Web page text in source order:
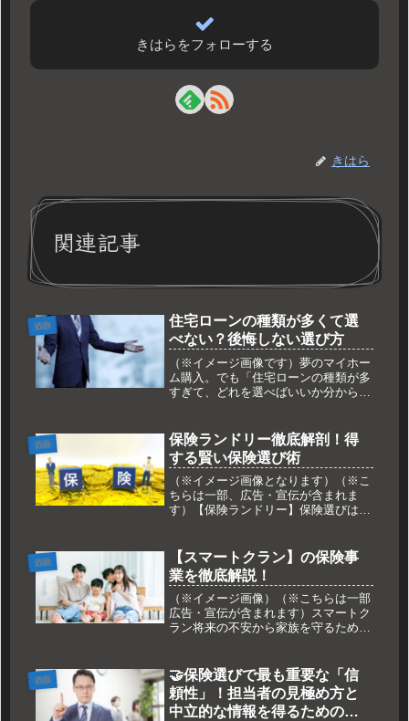
きはらをフォローする
きはら
関連記事
保険
住宅ローンの種類が多くて選
べない？後悔しない選び方
（※イメージ画像です）夢のマイホー
ム購入。でも「住宅ローンの種類が多
すぎて、どれを選べばいいか分からな
惑う方も多いでしょう。この記事で
は、住宅ローンの主要な種類を分かり
やす...
保険
保険ランドリー徹底解剖！得
する賢い保険選び術
（※イメージ画像となります）（※こ
ちらは一部、広告・宣伝が含まれま
す）【保険ランドリー】保険選びは、
分に最適なものを選ぶのは容易ではあ
りません。そこで注目されているのが
「保...
保険
【スマートクラン】の保険事
業を徹底解説！
（※イメージ画像）（※こちらは一部
広告・宣伝が含まれます）スマートク
ラン将来の不安から家族を守るため
安全・健康・財産・心の平穏までを包
括的にサポートする新しいサービスで
す。...
保険
🤝保険選びで最も重要な「信
頼性」！担当者の見極め方と
中立的な情報を得るための究